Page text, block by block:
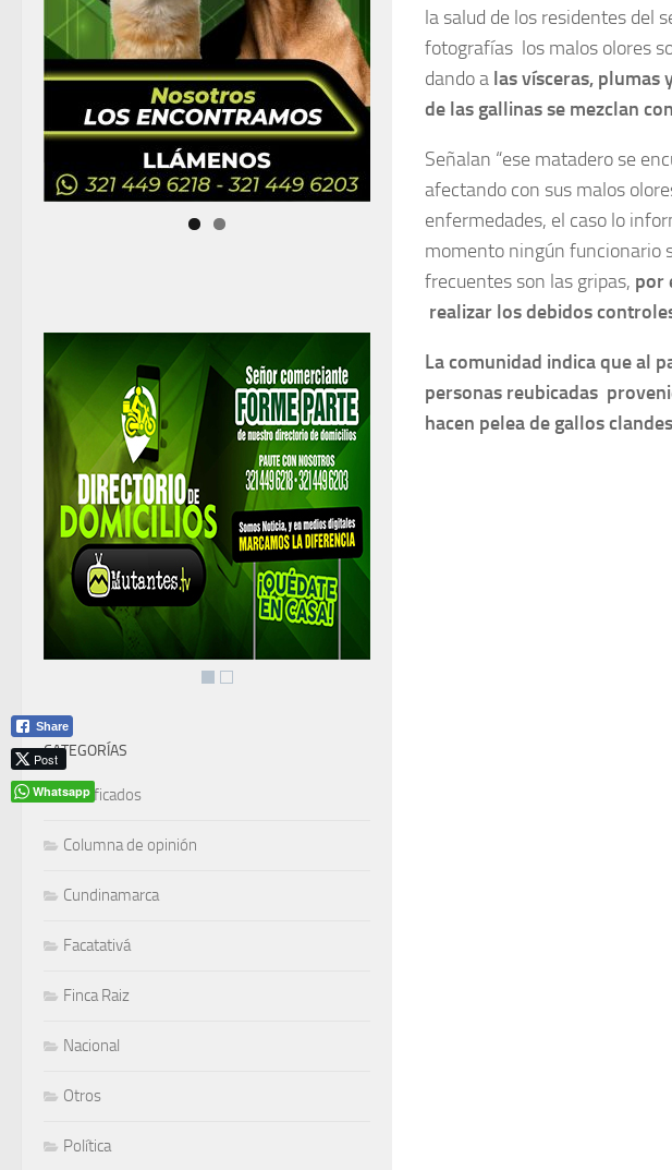
la salud de los residentes del
fotografías los malos olores
dando a las vísceras, plumas
de las gallinas se mezclan
Señalan “ese matadero se
afectando con sus malos
enfermedades, el caso lo
momento ningún funcionario
frecuentes son las gripas, por
realizar los debidos
La comunidad indica que al
personas reubicadas
hacen pelea de gallos
CATEGORÍAS
Clasificados
Columna de opinión
Cundinamarca
Facatativá
Finca Raiz
Nacional
Otros
Política
Share
Post
Whatsapp